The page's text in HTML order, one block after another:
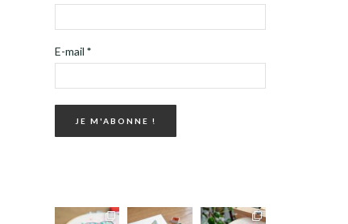
E-mail *